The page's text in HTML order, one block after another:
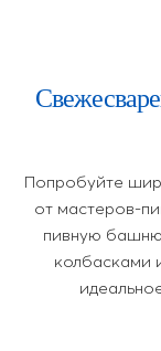
Попробуйте
от мастеров-
пивную
колбасками